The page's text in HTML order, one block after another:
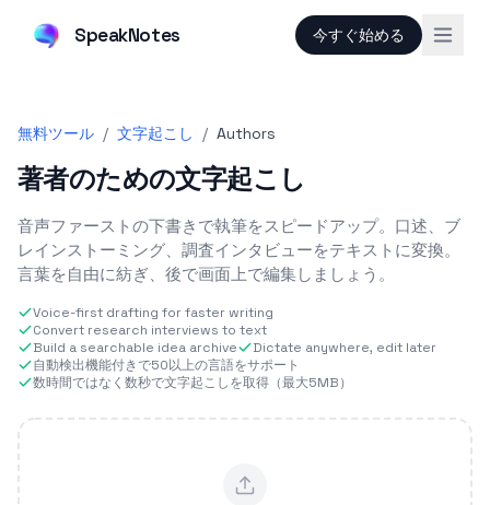
SpeakNotes 今すぐ始める
無料ツール / 文字起こし / Authors
著者のための文字起こし
音声ファーストの下書きで執筆をスピードアップ。口述、ブ
レインストーミング、調査インタビューをテキストに変換。
言葉を自由に紡ぎ、後で画面上で編集しましょう。
Voice-first drafting for faster writing
Convert research interviews to text
Build a searchable idea archive
Dictate anywhere, edit later
自動検出機能付きで50以上の言語をサポート
数時間ではなく数秒で文字起こしを取得（最大5MB）